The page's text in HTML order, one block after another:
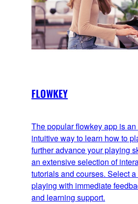
FLOWKEY
The popular flowkey app is
intuitive way to learn how to
further advance your playing
an extensive selection of
tutorials and courses. Select
playing with immediate
and learning support.